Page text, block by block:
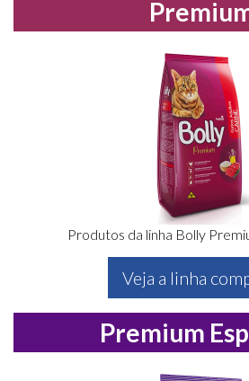
Produtos da linha Bolly
Veja a linha
Premium